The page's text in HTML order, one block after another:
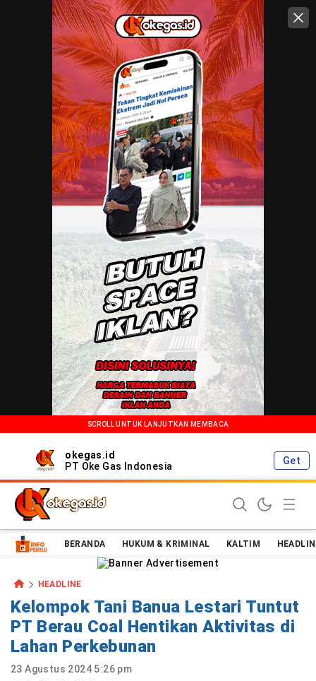
SCROLL UNTUK LANJUTKAN MEMBACA
okegas.id
PT Oke Gas Indonesia
Get
Oke Gas Indonesia | Energi Positif Informasi Terkini!
BERANDA HUKUM & KRIMINAL KALTIM
HEADLINE
Kelompok Tani Banua Lestari Tuntut
PT Berau Coal Hentikan Aktivitas di
Lahan Perkebunan
23 Agustus 2024 5:26 pm